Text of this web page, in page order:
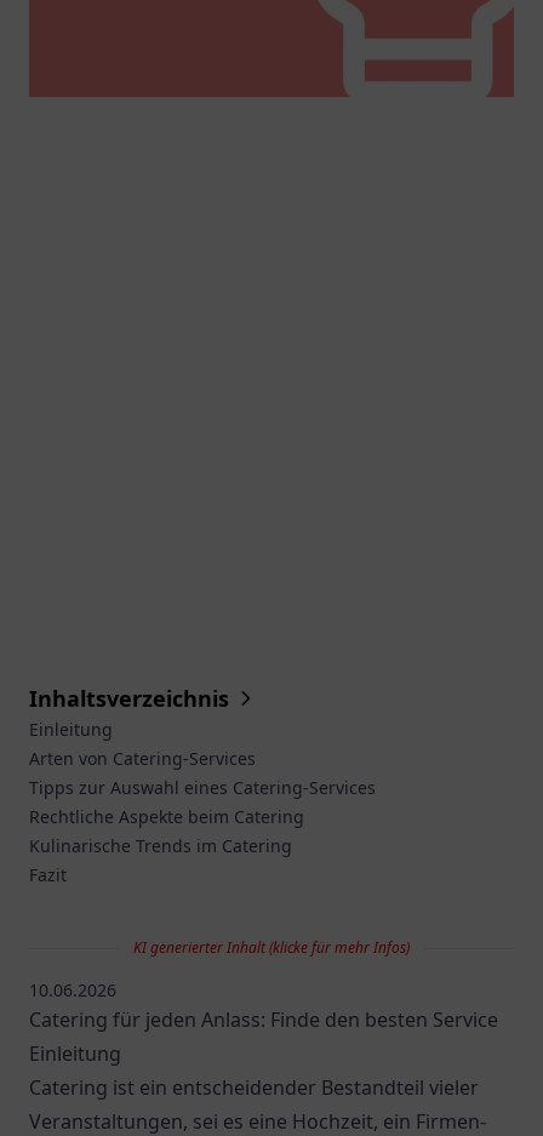
Inhaltsverzeichnis
Einleitung
Arten von Catering-Services
Tipps zur Auswahl eines Catering-Services
Rechtliche Aspekte beim Catering
Kulinarische Trends im Catering
Fazit
KI generierter Inhalt (klicke für mehr Infos)
10.06.2026
Catering für jeden Anlass: Finde den besten Service
Einleitung
Catering ist ein entscheidender Bestandteil vieler
Veranstaltungen, sei es eine Hochzeit, ein Firmen-